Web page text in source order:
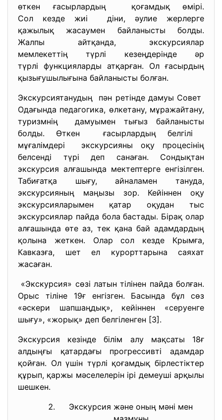
өткен ғасырлардың қоғамдық өмірі.
Сол кезде жиі діни, әулие жерлерге
қажылық жасаумен байланысты болды.
Жалпы айтқанда, экскурсиялар
мемлекеттің түрлі кезеңдерінде әр
түрлі функцияларды атқарған. Ол ғасырдың
қызығушылығына байланысты болған.
Экскурсиятанудың пән ретінде дамуы Совет
Одағында педагогика, өлкетану, мұражайтану,
туризмнің дамуымен тығыз байланысты
болды. Өткен ғасырлардың белгілі
мұғалімдері экскурсияны оқу процесінің
белсенді түрі деп санаған. Сондықтан
экскурсия алғашында мектептерге енгізілген.
Табиғатқа шығу, айналамен тануда,
экскурсияның маңызы зор. Кейіннен оқу
экскурсияларымен қатар оқудан тыс
экскурсиялар пайда бола бастады. Бірақ олар
алғашында өте аз, тек қана бай адамдардың
қолына жеткен. Олар сол кезде Крымға,
Кавказға, шет ел курорттарына саяхат
жасаған.
«Экскурсия» сөзі латын тілінен пайда болған.
Орыс тіліне 19ғ енгізген. Басында бұл сөз
«әскери шапшаңдық», кейіннен «серуенге
шығу», «жорық» деп белгіленген [3].
Экскурсия кезінде білім алу мақсаты 18ғ
алдыңғы қатардағы прогрессивті адамдар
қойған. Ол үшін түрлі қоғамдық бірлестіктер
құрып, қаржы мәселелерін ірі демеуші арқылы
шешкен.
Экскурсия және оның мәні мен